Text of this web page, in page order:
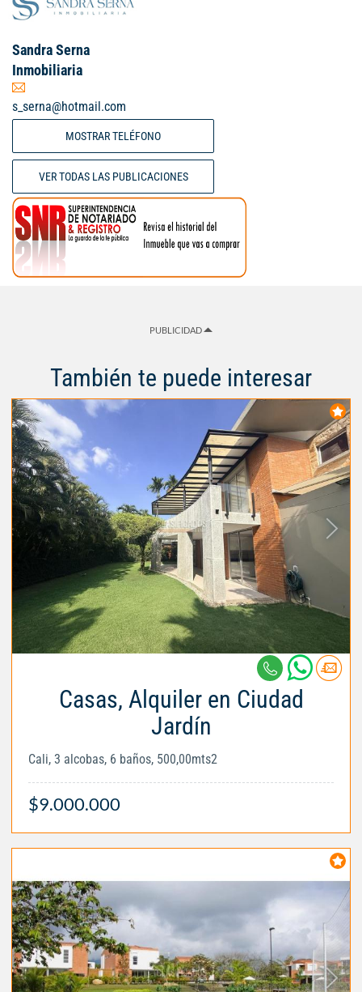
Sandra Serna
Inmobiliaria
s_serna@hotmail.com
MOSTRAR TELÉFONO
VER TODAS LAS PUBLICACIONES
PUBLICIDAD
También te puede interesar
Casas, Alquiler en Ciudad
Jardín
Cali, 3 alcobas, 6 baños, 500,00mts2
$9.000.000